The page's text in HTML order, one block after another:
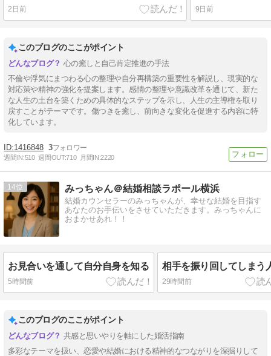
2日前 9日前
このブログのここがポイント
心の癒しと自己肯定推進の手法
不倫や浮気にまつわる心の整理や自分再構築の重要性を解説し、現実的な
対応策や精神の強化を提案します。感情の整理や意識改革を通じて、新た
な人生の土台を築くための具体的なステップを示し、人生の主導権を取り
戻すことがテーマです。傷つきを癒し、前向きな変化を促進する内容に特
化しています。
1416848 3
週間IN:510 週間OUT:710 月間IN:2220
14 みっちゃん＠結婚相談ラポール横浜
結婚カウンセラーのみっちゃんが、幸せな結婚を目指す
あなたのお手伝いをさせていただきます。みっちゃんに
おまかせあれ！！
お見合いを通して自分自身を知る
5時間前
相手を振り回してしまう
29時間前
このブログのここがポイント
共感と思いやりを軸にした婚活指南
多彩なテーマを扱い、恋愛や結婚における精神的なつながりを深掘りして